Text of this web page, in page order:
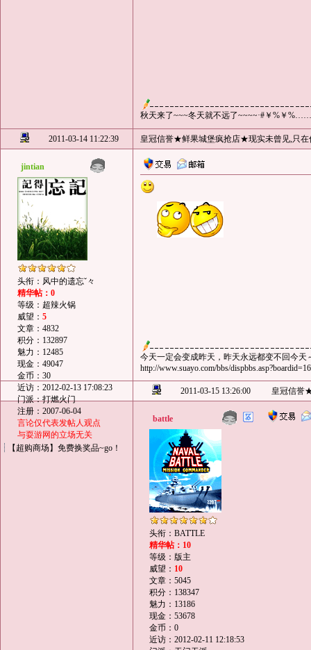
秋天来了~~~冬天就不远了~~~~·#￥%￥
2011-03-14 11:22:39 皇冠信誉★鲜果城堡疯抢店★现实未曾见,只在
jintian
头衔：风中的遗忘ˇ々
精华帖：0
等级：超辣火锅
威望： 5
文章：4832
积分：132897
魅力：12485
现金：49047
金币：30
近访：2012-02-13 17:08:23
门派：打燃火门
注册：2007-06-04
言论仅代表发帖人观点
与耍游网的立场无关
【超购商场】免费换奖品~go！
今天一定会变成昨天，昨天永远都变不回今天
http://www.suayo.com/bbs/
2011-03-15 13:26:00 皇冠信誉
battle
头衔：BATTLE
精华帖：10
等级：版主
威望： 10
文章：5045
积分：138347
魅力：13186
现金：53678
金币：0
近访：2012-02-11 12:18:53